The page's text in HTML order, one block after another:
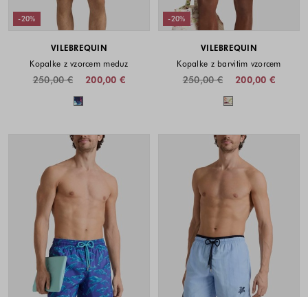
-20%
VILEBREQUIN
Kopalke z vzorcem meduz
200,00 €
250,00 €
Barve na voljo
-20%
VILEBREQUIN
Kopalke z barvitim vzorcem
200,00 €
250,00 €
Barve na voljo